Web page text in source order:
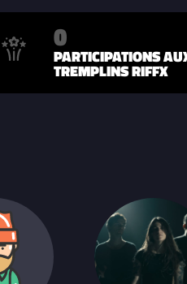
0
PARTICIPATIONS
TREMPLINS RIFFX